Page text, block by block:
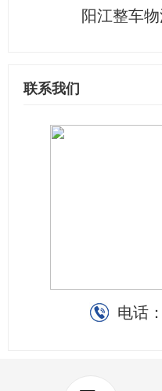
阳江整车
联系我们
电话：